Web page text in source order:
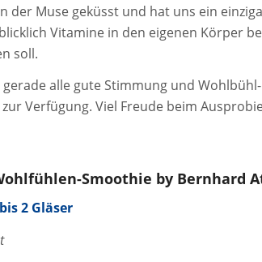
der Muse geküsst und hat uns ein
Vitamine in den eigenen Körper
soll.
alle gute Stimmung und
Verfügung. Viel Freude beim
Smoothie by Bernhard
2 Gläser